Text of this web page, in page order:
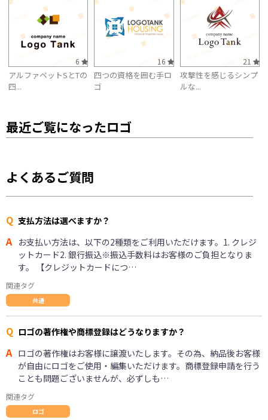
6
アルファベットSとTの
四...
16
四つの資格を囲む手ロ
ゴ
21
攻撃性を感じるシンプ
ルな...
最近ご覧になったロゴ
よくあるご質問
Q 支払方法は選べますか？
A お支払い方法は、以下の2種類をご利用いただけます。1. クレジ
ットカード2. 銀行振込※振込手数料はお客様のご負担となりま
す。 【クレジットカードにつ…
関連タグ
共通
Q ロゴの著作権や商標登録はどうなりますか？
A ロゴの著作権はお客様に譲渡いたします。その為、納品後お客様
が自由にロゴをご使用・編集いただけます。商標登録申請を行う
ことも問題ございませんが、必ずしも…
関連タグ
ロゴ